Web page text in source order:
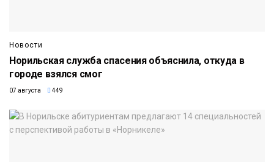
Новости
Норильская служба спасения объяснила, откуда в
городе взялся смог
07 августа 449